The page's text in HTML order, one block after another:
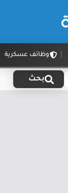
وظائف عسكرية
بحث